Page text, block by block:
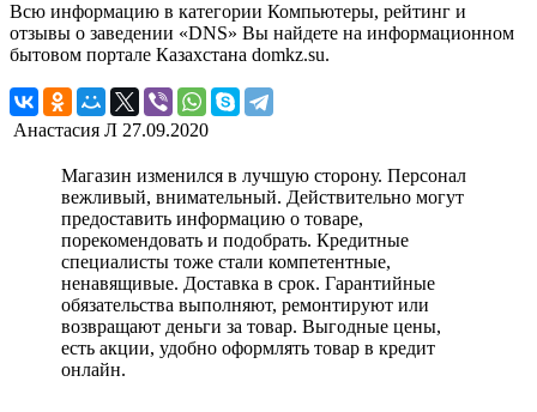
Всю информацию в категории Компьютеры, рейтинг и
отзывы о заведении «DNS» Вы найдете на информационном
бытовом портале Казахстана domkz.su.
Анастасия Л 27.09.2020
Магазин изменился в лучшую сторону. Персонал
вежливый, внимательный. Действительно могут
предоставить информацию о товаре,
порекомендовать и подобрать. Кредитные
специалисты тоже стали компетентные,
ненавящивые. Доставка в срок. Гарантийные
обязательства выполняют, ремонтируют или
возвращают деньги за товар. Выгодные цены,
есть акции, удобно оформлять товар в кредит
онлайн.